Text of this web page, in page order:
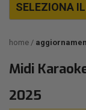
SELEZIONA
home
Midi
2025